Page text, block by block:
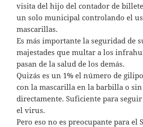
visita del hijo del contador de
un solo municipal controlando el
mascarillas.
Es más importante la seguridad de
majestades que multar a los
pasan de la salud de los demás.
Quizás es un 1% el número de
con la mascarilla en la barbilla o
directamente. Suficiente para
el virus.
Pero eso no es preocupante para el